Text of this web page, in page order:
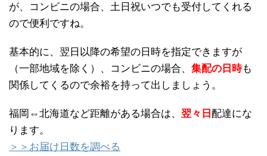
が、コンビニの場合、土日祝いつでも受付してくれる
ので便利ですね。
基本的に、翌日以降の希望の日時を指定できますが
（一部地域を除く）、コンビニの場合、 集配の日時も
関係してくるので余裕を持って出しましょう。
福岡⇔北海道など距離がある場合は、 翌々日 配達にな
ります。
＞＞お届け日数を調べる